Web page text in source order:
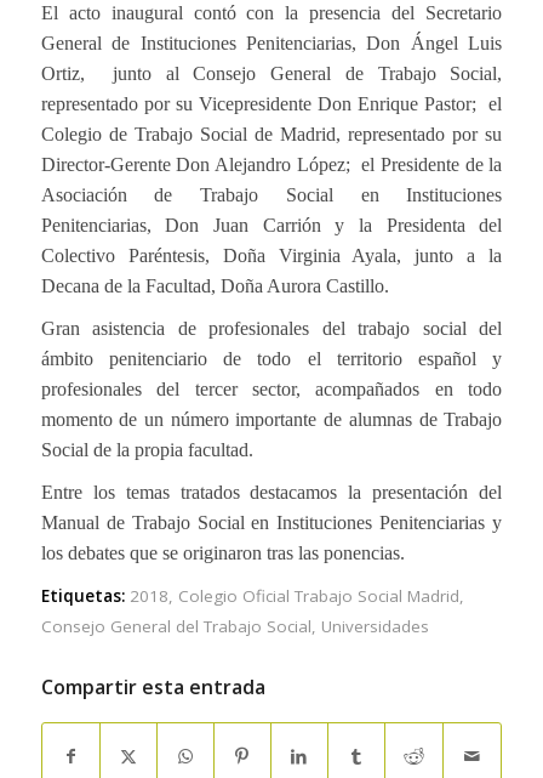
El acto inaugural contó con la presencia del Secretario
General de Instituciones Penitenciarias, Don Ángel Luis
Ortiz, junto al Consejo General de Trabajo Social,
representado por su Vicepresidente Don Enrique Pastor; el
Colegio de Trabajo Social de Madrid, representado por su
Director-Gerente Don Alejandro López; el Presidente de la
Asociación de Trabajo Social en Instituciones
Penitenciarias, Don Juan Carrión y la Presidenta del
Colectivo Paréntesis, Doña Virginia Ayala, junto a la
Decana de la Facultad, Doña Aurora Castillo.
Gran asistencia de profesionales del trabajo social del
ámbito penitenciario de todo el territorio español y
profesionales del tercer sector, acompañados en todo
momento de un número importante de alumnas de Trabajo
Social de la propia facultad.
Entre los temas tratados destacamos la presentación del
Manual de Trabajo Social en Instituciones Penitenciarias y
los debates que se originaron tras las ponencias.
Etiquetas: 2018, Colegio Oficial Trabajo Social Madrid,
Consejo General del Trabajo Social, Universidades
Compartir esta entrada